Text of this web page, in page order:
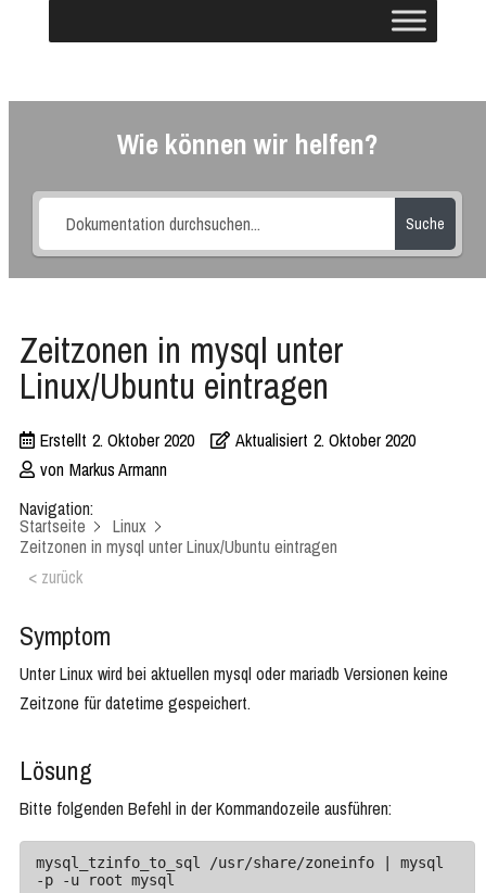
Wie können wir helfen?
Suche
Zeitzonen in mysql unter
Linux/Ubuntu eintragen
Erstellt 2. Oktober 2020 Aktualisiert 2. Oktober 2020
von Markus Armann
Navigation:
Startseite
Linux
Zeitzonen in mysql unter Linux/Ubuntu eintragen
< zurück
Symptom
Unter Linux wird bei aktuellen mysql oder mariadb Versionen keine
Zeitzone für datetime gespeichert.
Lösung
Bitte folgenden Befehl in der Kommandozeile ausführen:
mysql_tzinfo_to_sql /usr/share/zoneinfo | mysql
-p -u root mysql